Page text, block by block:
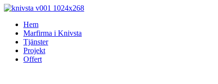
Skip
contentHem
Marfirma i Knivsta
Tjänster
Projekt
Offert